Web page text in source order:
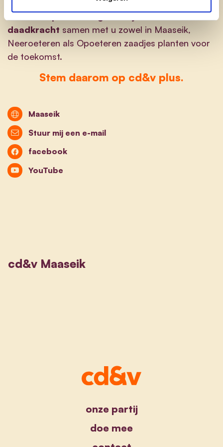
pakken in een open sfeer. Met diezelfde aanpak
wil ik met passie, langetermijnvisie en
daadkracht samen met u zowel in Maaseik,
Neeroeteren als Opoeteren zaadjes planten voor
de toekomst.
Stem daarom op cd&v plus.
Maaseik
Stuur mij een e-mail
facebook
YouTube
cd&v Maaseik
onze partij
doe mee